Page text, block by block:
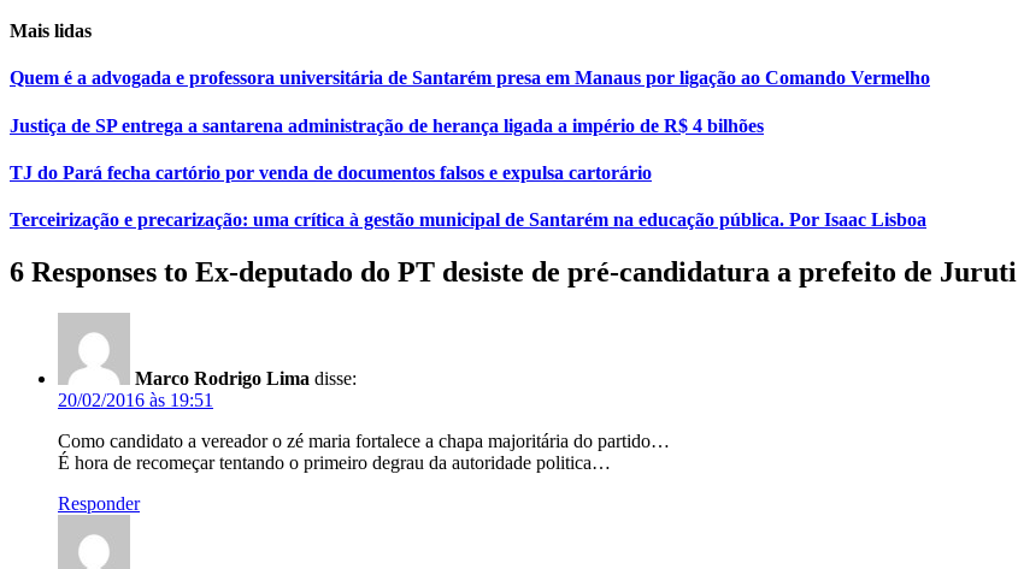
Mais lidas
Quem é a advogada e professora universitária de Santarém presa em Manaus por ligação ao Comando Vermelho
Justiça de SP entrega a santarena administração de herança ligada a império de R$ 4 bilhões
TJ do Pará fecha cartório por venda de documentos falsos e expulsa cartorário
Terceirização e precarização: uma crítica à gestão municipal de Santarém na educação pública. Por Isaac Lisboa
6 Responses to Ex-deputado do PT desiste de pré-candidatura a prefeito de Juruti
Marco Rodrigo Lima disse:
20/02/2016 às 19:51
Como candidato a vereador o zé maria fortalece a chapa majoritária do partido…
É hora de recomeçar tentando o primeiro degrau da autoridade politica…
Responder